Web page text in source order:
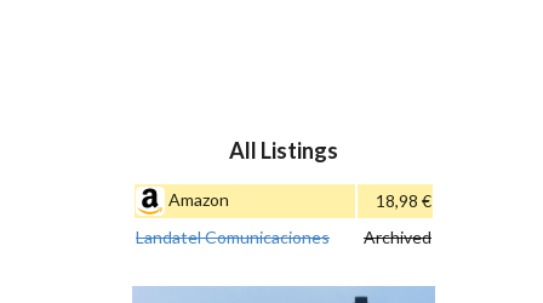
All Listings
Amazon
18,98 €
Landatel Comunicaciones
Archived